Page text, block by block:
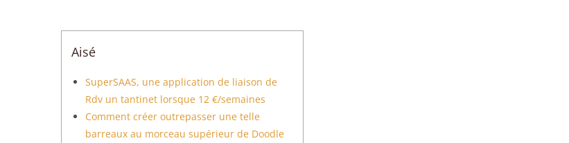
Aisé
SuperSAAS, une application de liaison de
Rdv un tantinet lorsque 12 €/semaines
Comment créer outrepasser une telle
barreaux au morceau supérieur de Doodle